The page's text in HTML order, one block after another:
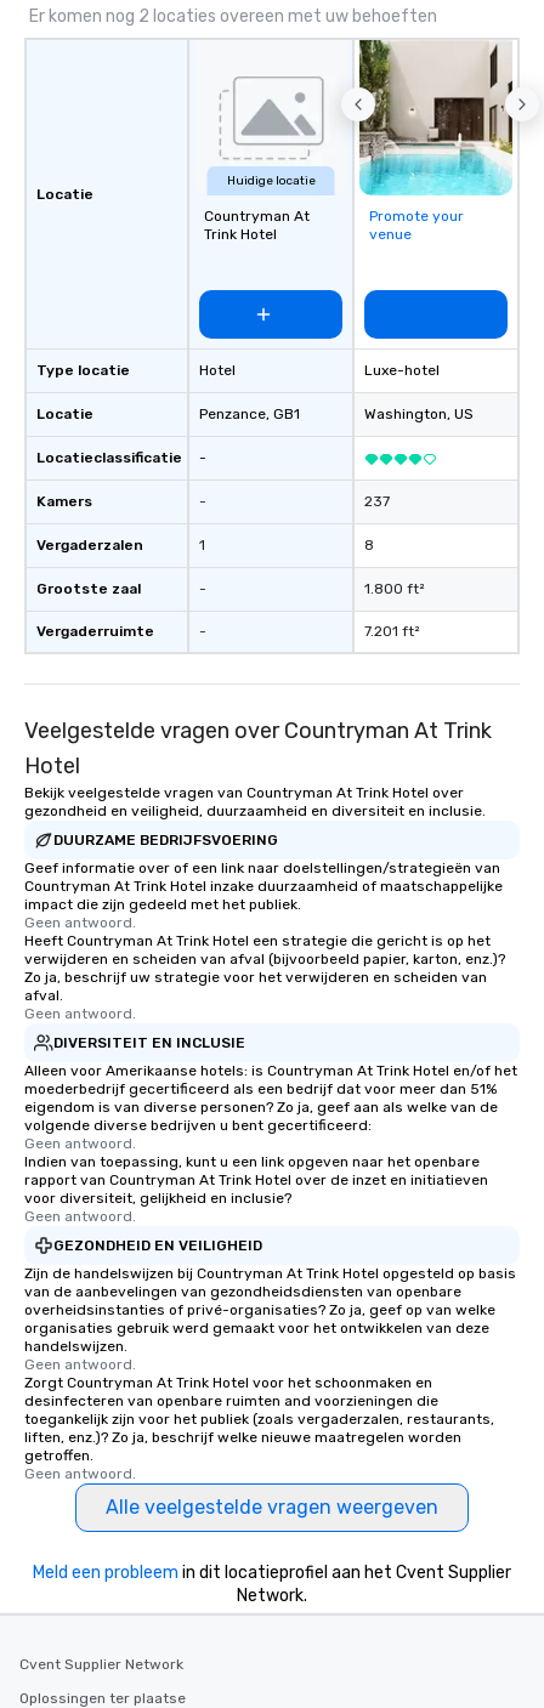
Supplier!
Er komen nog 2 locaties overeen met uw behoeften
Locatie
Type locatie
Locatie
Locatieclassificatie
Kamers
Vergaderzalen
Grootste zaal
Vergaderruimte
Huidige locatie
Countryman At
Trink Hotel
Hotel
Penzance, GB1
-
-
1
-
-
Promote your
venue
Luxe-hotel
Washington, US
237
8
1.800 ft²
7.201 ft²
Veelgestelde vragen over Countryman At Trink
Hotel
Bekijk veelgestelde vragen van Countryman At Trink Hotel over
gezondheid en veiligheid, duurzaamheid en diversiteit en inclusie.
DUURZAME BEDRIJFSVOERING
Geef informatie over of een link naar doelstellingen/strategieën van
Countryman At Trink Hotel inzake duurzaamheid of maatschappelijke
impact die zijn gedeeld met het publiek.
Geen antwoord.
Heeft Countryman At Trink Hotel een strategie die gericht is op het
verwijderen en scheiden van afval (bijvoorbeeld papier, karton, enz.)?
Zo ja, beschrijf uw strategie voor het verwijderen en scheiden van
afval.
Geen antwoord.
DIVERSITEIT EN INCLUSIE
Alleen voor Amerikaanse hotels: is Countryman At Trink Hotel en/of het
moederbedrijf gecertificeerd als een bedrijf dat voor meer dan 51%
eigendom is van diverse personen? Zo ja, geef aan als welke van de
volgende diverse bedrijven u bent gecertificeerd:
Geen antwoord.
Indien van toepassing, kunt u een link opgeven naar het openbare
rapport van Countryman At Trink Hotel over de inzet en initiatieven
voor diversiteit, gelijkheid en inclusie?
Geen antwoord.
GEZONDHEID EN VEILIGHEID
Zijn de handelswijzen bij Countryman At Trink Hotel opgesteld op basis
van de aanbevelingen van gezondheidsdiensten van openbare
overheidsinstanties of privé-organisaties? Zo ja, geef op van welke
organisaties gebruik werd gemaakt voor het ontwikkelen van deze
handelswijzen.
Geen antwoord.
Zorgt Countryman At Trink Hotel voor het schoonmaken en
desinfecteren van openbare ruimten and voorzieningen die
toegankelijk zijn voor het publiek (zoals vergaderzalen, restaurants,
liften, enz.)? Zo ja, beschrijf welke nieuwe maatregelen worden
getroffen.
Geen antwoord.
Alle veelgestelde vragen weergeven
Meld een probleem in dit locatieprofiel aan het Cvent Supplier
Network.
Cvent Supplier Network
Oplossingen ter plaatse